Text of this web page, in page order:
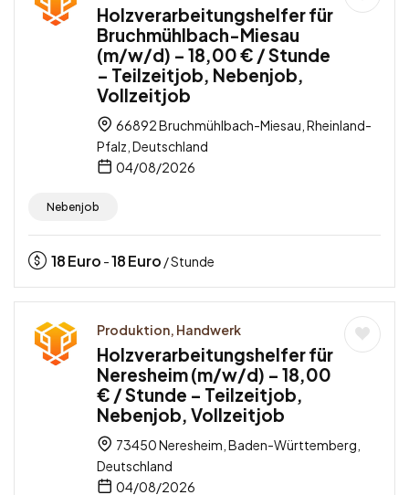
Holzverarbeitungshelfer für
Bruchmühlbach-Miesau
(m/w/d) – 18,00 € / Stunde
– Teilzeitjob, Nebenjob,
Vollzeitjob
66892 Bruchmühlbach-Miesau, Rheinland-
Pfalz, Deutschland
04/08/2026
Nebenjob
18Euro -18Euro / Stunde
Produktion, Handwerk
Holzverarbeitungshelfer für
Neresheim (m/w/d) – 18,00
€ / Stunde – Teilzeitjob,
Nebenjob, Vollzeitjob
73450 Neresheim, Baden-Württemberg,
Deutschland
04/08/2026